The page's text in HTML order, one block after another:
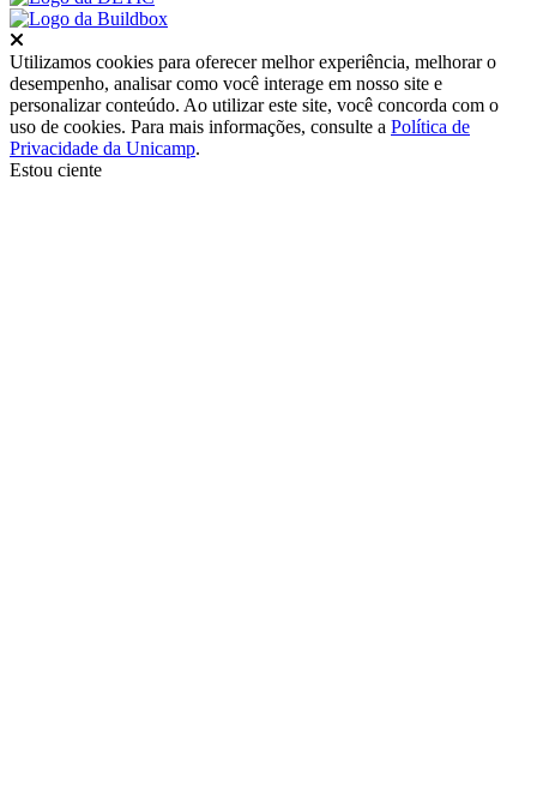
Utilizamos cookies para oferecer melhor experiência, melhorar o
desempenho, analisar como você interage em nosso site e
personalizar conteúdo. Ao utilizar este site, você concorda com o
uso de cookies. Para mais informações, consulte a Política de
Privacidade da Unicamp.
Estou ciente